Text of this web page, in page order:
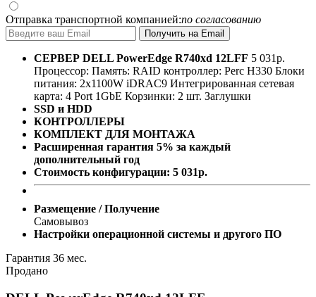
Отправка транспортной компанией:по согласованию
СЕРВЕР DELL PowerEdge R740xd 12LFF 5 031р.
Процессор: Память: RAID контроллер: Perc H330 Блоки
питания: 2x1100W iDRAC9 Интегрированная сетевая
карта: 4 Port 1GbE Корзинки: 2 шт. Заглушки
SSD и HDD
КОНТРОЛЛЕРЫ
КОМПЛЕКТ ДЛЯ МОНТАЖА
Расширенная гарантия 5% за каждый
дополнительный год
Стоимость конфигурации: 5 031р.
Размещение / Получение
Самовывоз
Настройки операционной системы и другого ПО
Гарантия 36 мес.
Продано